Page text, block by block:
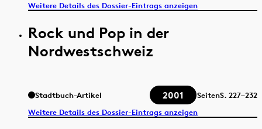
Weitere Details des Dossier-Eintrags anzeigen
Rock und Pop in der
Nordwestschweiz
Stadtbuch-Artikel 2001 SeitenS. 227–232
Weitere Details des Dossier-Eintrags anzeigen